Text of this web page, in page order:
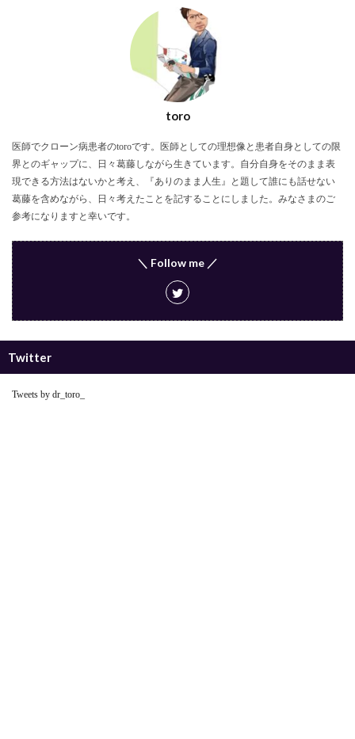
toro
医師でクローン病患者のtoroです。医師としての理想像と患者自身としての限
界とのギャップに、日々葛藤しながら生きています。自分自身をそのまま表
現できる方法はないかと考え、『ありのまま人生』と題して誰にも話せない
葛藤を含めながら、日々考えたことを記することにしました。みなさまのご
参考になりますと幸いです。
＼ Follow me ／
Twitter
Tweets by dr_toro_